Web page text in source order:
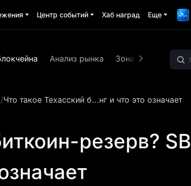
Центр событий Хаб наград Еще
Анализ рынка Зона MX Обзор
/Что такое Техасский б...нг и что это означает
резерв? SB